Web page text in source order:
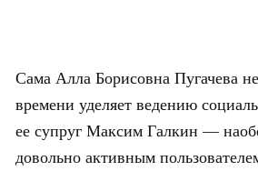
Сама Алла Борисовна Пугачева
времени уделяет ведению
ее супруг Максим Галкин —
довольно активным